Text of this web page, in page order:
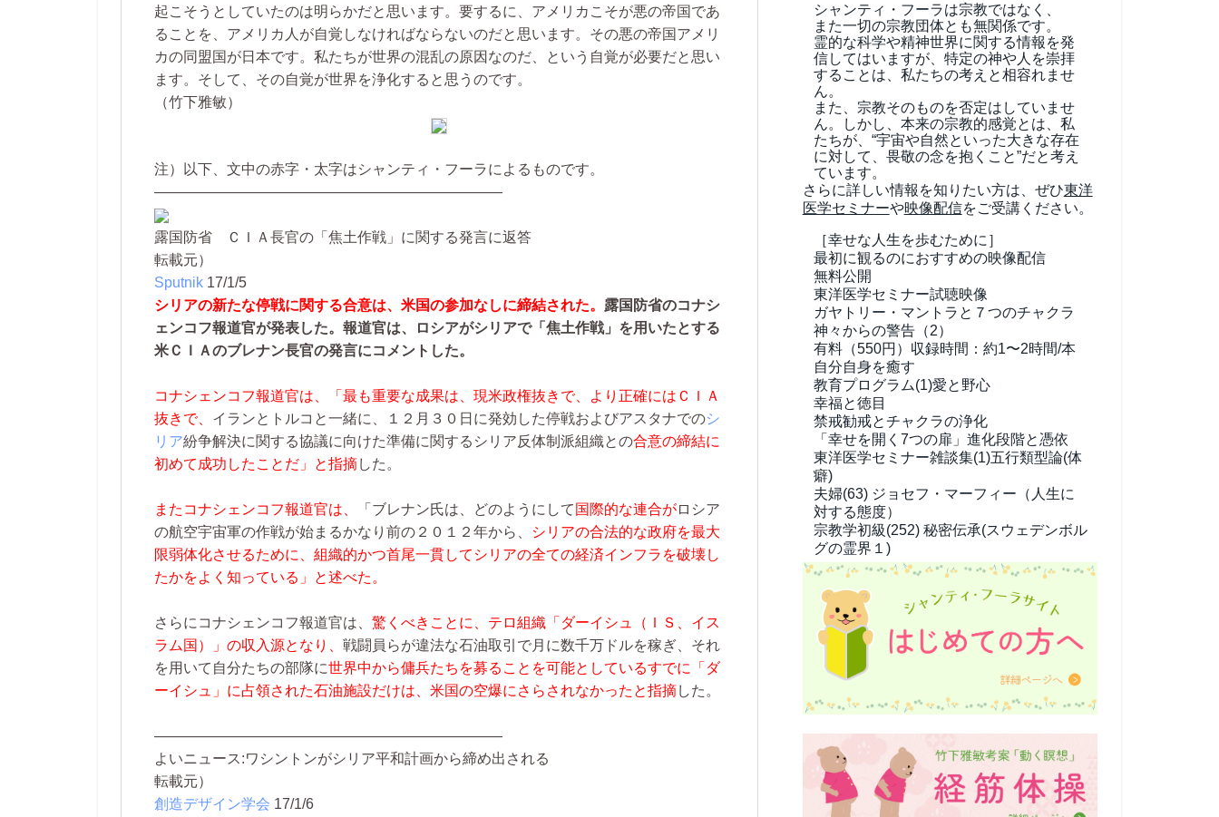
起こそうとしていたのは明らかだと思います。要するに、アメリカこそが悪の帝国であ
ることを、アメリカ人が自覚しなければならないのだと思います。その悪の帝国アメリ
カの同盟国が日本です。私たちが世界の混乱の原因なのだ、という自覚が必要だと思い
ます。そして、その自覚が世界を浄化すると思うのです。
（竹下雅敏）
注）以下、文中の赤字・太字はシャンティ・フーラによるものです。
――――――――――――――――――――――――
露国防省 ＣＩＡ長官の「焦土作戦」に関する発言に返答
転載元）
Sputnik 17/1/5
シリアの新たな停戦に関する合意は、米国の参加なしに締結された。 露国防省のコナシ
ェンコフ報道官が発表した。報道官は、ロシアがシリアで「焦土作戦」を用いたとする
米ＣＩＡのブレナン長官の発言にコメントした。
コナシェンコフ報道官は、「最も重要な成果は、現米政権抜きで、より正確にはＣＩＡ
抜きで、 イランとトルコと一緒に、１２月３０日に発効した停戦およびアスタナでのシ
リア紛争解決に関する協議に向けた準備に関するシリア反体制派組織との合意の締結に
初めて成功したことだ」と指摘した。
またコナシェンコフ報道官は、 「ブレナン氏は、どのようにして 国際的な連合がロシア
の航空宇宙軍の作戦が始まるかなり前の２０１２年から、
シリアの合法的な政府を最大
限弱体化させるために、組織的かつ首尾一貫してシリアの全ての経済インフラを破壊し
たかをよく知っている」と述べた。
さらにコナシェンコフ報道官は、 驚くべきことに、テロ組織「ダーイシュ（ＩＳ、イス
ラム国）」の収入源となり、 戦闘員らが違法な石油取引で月に数千万ドルを稼ぎ、それ
を用いて自分たちの部隊に世界中から傭兵たちを募ることを可能としているすでに「ダ
ーイシュ」に占領された石油施設だけは、米国の空爆にさらされなかったと指摘した。
――――――――――――――――――――――――
よいニュース:ワシントンがシリア平和計画から締め出される
転載元）
創造デザイン学会 17/1/6
シャンティ・フーラは宗教ではなく、
また一切の宗教団体とも無関係です。
霊的な科学や精神世界に関する情報を発
信してはいますが、特定の神や人を崇拝
することは、私たちの考えと相容れませ
ん。
また、宗教そのものを否定はしていませ
ん。しかし、本来の宗教的感覚とは、私
たちが、“宇宙や自然といった大きな存在
に対して、畏敬の念を抱くこと”だと考え
ています。
さらに詳しい情報を知りたい方は、ぜひ東洋
医学セミナーや映像配信をご受講ください。
［幸せな人生を歩むために］
最初に観るのにおすすめの映像配信
無料公開
東洋医学セミナー試聴映像
ガヤトリー・マントラと７つのチャクラ
神々からの警告（2）
有料（550円） 収録時間：約1〜2時間/本
自分自身を癒す
教育プログラム(1)愛と野心
幸福と徳目
禁戒勧戒とチャクラの浄化
「幸せを開く7つの扉」進化段階と憑依
東洋医学セミナー雑談集(1)五行類型論(体
癖)
夫婦(63) ジョセフ・マーフィー（人生に
対する態度）
宗教学初級(252) 秘密伝承(スウェデンボル
グの霊界１)